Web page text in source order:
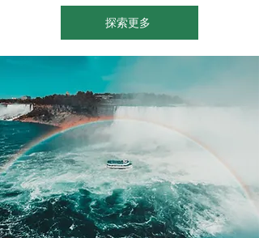
探索更多